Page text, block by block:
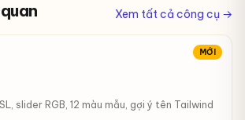
Xem tất cả công cụ →
MỚI
slider RGB, 12 màu mẫu, gợi ý tên Tailwind